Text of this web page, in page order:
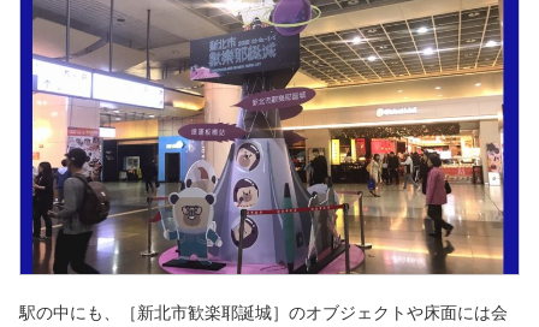
駅の中にも、［新北市歓楽耶誕城］のオブジェクトや床面には会